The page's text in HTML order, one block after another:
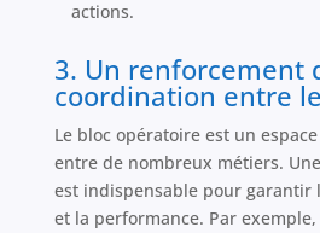
actions.
3. Un renforcement
coordination entre
Le bloc opératoire est un
entre de nombreux métiers.
est indispensable pour garantir
et la performance. Par exemple,